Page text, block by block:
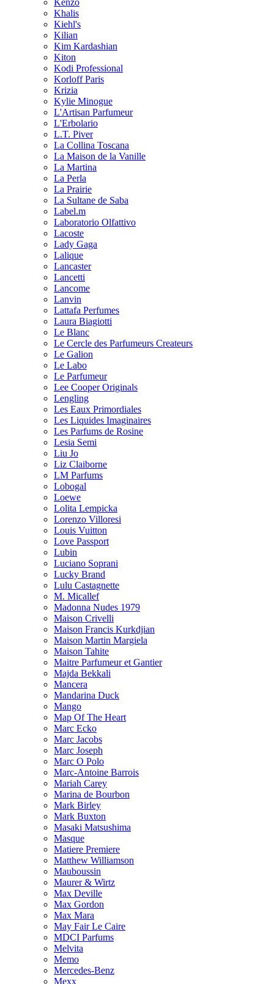
Kenzo
Khalis
Kiehl's
Kilian
Kim Kardashian
Kiton
Kodi Professional
Korloff Paris
Krizia
Kylie Minogue
L'Artisan Parfumeur
L'Erbolario
L.T. Piver
La Collina Toscana
La Maison de la Vanille
La Martina
La Perla
La Prairie
La Sultane de Saba
Label.m
Laboratorio Olfattivo
Lacoste
Lady Gaga
Lalique
Lancaster
Lancetti
Lancome
Lanvin
Lattafa Perfumes
Laura Biagiotti
Le Blanc
Le Cercle des Parfumeurs Createurs
Le Galion
Le Labo
Le Parfumeur
Lee Cooper Originals
Lengling
Les Eaux Primordiales
Les Liquides Imaginaires
Les Parfums de Rosine
Lesia Semi
Liu Jo
Liz Claiborne
LM Parfums
Lobogal
Loewe
Lolita Lempicka
Lorenzo Villoresi
Louis Vuitton
Love Passport
Lubin
Luciano Soprani
Lucky Brand
Lulu Castagnette
M. Micallef
Madonna Nudes 1979
Maison Crivelli
Maison Francis Kurkdjian
Maison Martin Margiela
Maison Tahite
Maitre Parfumeur et Gantier
Majda Bekkali
Mancera
Mandarina Duck
Mango
Map Of The Heart
Marc Ecko
Marc Jacobs
Marc Joseph
Marc O Polo
Marc-Antoine Barrois
Mariah Carey
Marina de Bourbon
Mark Birley
Mark Buxton
Masaki Matsushima
Masque
Matiere Premiere
Matthew Williamson
Mauboussin
Maurer & Wirtz
Max Deville
Max Gordon
Max Mara
May Fair Le Caire
MDCI Parfums
Melvita
Memo
Mercedes-Benz
Mexx